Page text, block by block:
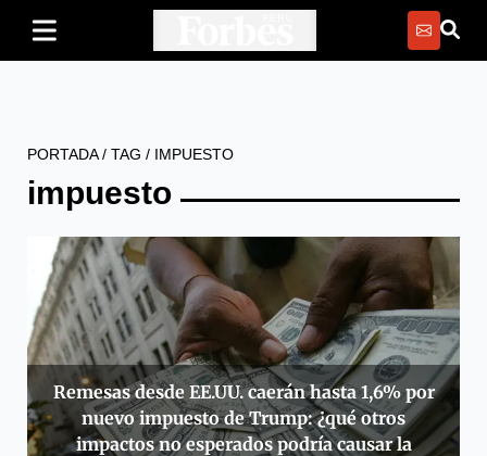
PORTADA/ TAG / IMPUESTO
impuesto
Remesas desde EE.UU. caerán hasta 1,6% por
nuevo impuesto de Trump: ¿qué otros
impactos no esperados podría causar la